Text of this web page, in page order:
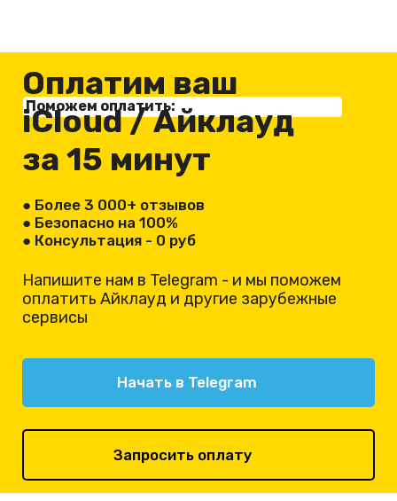
Оплатим ваш
iCloud/ Айклауд
за 15 минут
● Более 3 000+ отзывов
● Безопасно на 100%
● Консультация - 0 руб
Напишите нам в Telegram - и мы поможем
оплатить Айклауд и другие зарубежные
сервисы
Начать в Telegram
Запросить оплату
Поможем оплатить: